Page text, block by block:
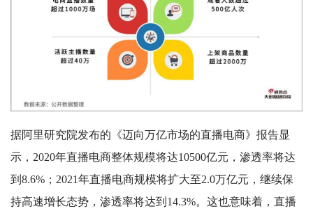
据阿里研究院发布的《迈向万亿市场的直播电商》报告显
示，2020年直播电商整体规模将达10500亿元，渗透率将达
到8.6%；2021年直播电商规模将扩大至2.0万亿元，继续保
持高速增长态势，渗透率将达到14.3%。这也意味着，直播